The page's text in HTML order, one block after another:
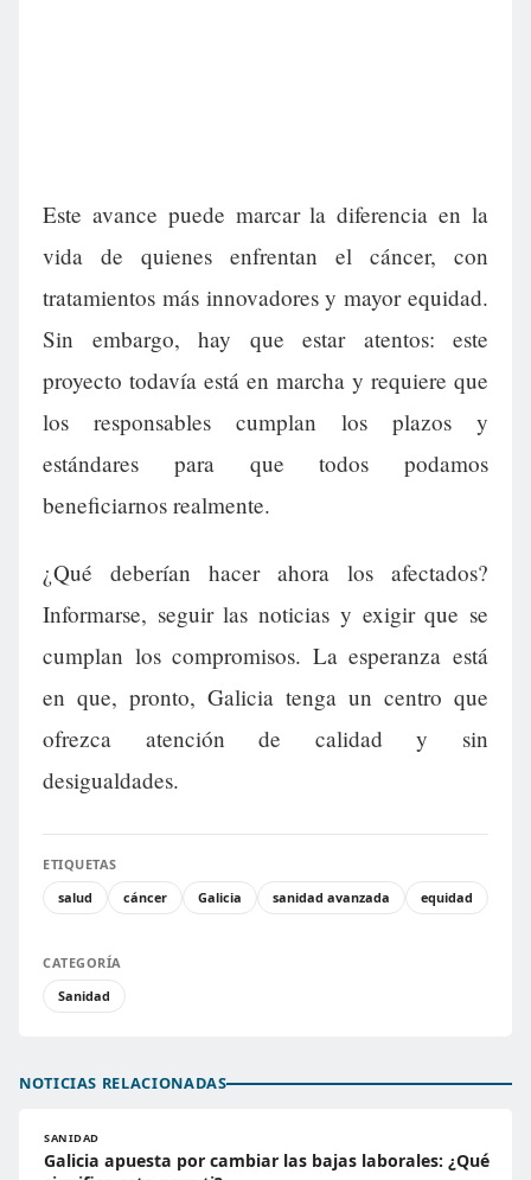
Este avance puede marcar la diferencia en la
vida de quienes enfrentan el cáncer, con
tratamientos más innovadores y mayor equidad.
Sin embargo, hay que estar atentos: este
proyecto todavía está en marcha y requiere que
los responsables cumplan los plazos y
estándares para que todos podamos
beneficiarnos realmente.
¿Qué deberían hacer ahora los afectados?
Informarse, seguir las noticias y exigir que se
cumplan los compromisos. La esperanza está
en que, pronto, Galicia tenga un centro que
ofrezca atención de calidad y sin
desigualdades.
ETIQUETAS
salud
cáncer Galicia sanidad avanzada equidad
CATEGORÍA
Sanidad
NOTICIAS RELACIONADAS
SANIDAD
Galicia apuesta por cambiar las bajas laborales: ¿Qué